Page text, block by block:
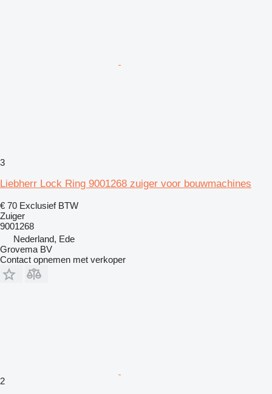
3
Liebherr Lock Ring 9001268 zuiger voor bouwmachines
€ 70 Exclusief BTW
Zuiger
9001268
Nederland, Ede
Grovema BV
Contact opnemen met verkoper
2